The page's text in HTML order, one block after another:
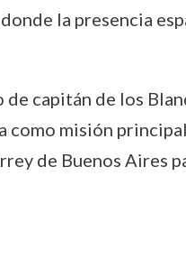
la presencia
de capitán de los
como misión
de Buenos Aires